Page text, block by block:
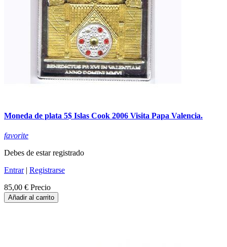
Moneda de plata 5$ Islas Cook 2006 Visita Papa Valencia.
favorite
Debes de estar registrado
Entrar| Registrarse
85,00 € Precio
Añadir al carrito